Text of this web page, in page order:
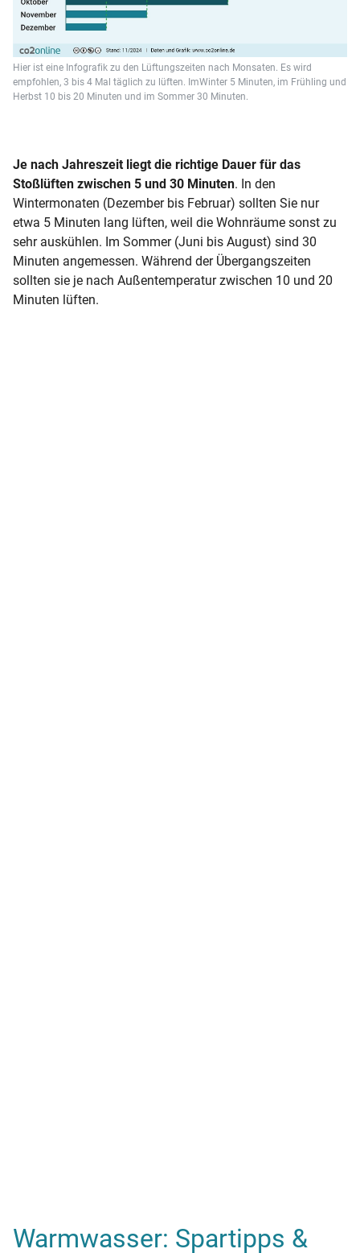
Hier ist eine Infografik zu den Lüftungszeiten nach Monsaten. Es wird
empfohlen, 3 bis 4 Mal täglich zu lüften. ImWinter 5 Minuten, im Frühling und
Herbst 10 bis 20 Minuten und im Sommer 30 Minuten.
Je nach Jahreszeit liegt die richtige Dauer für das
Stoßlüften zwischen 5 und 30 Minuten. In den
Wintermonaten (Dezember bis Februar) sollten Sie nur
etwa 5 Minuten lang lüften, weil die Wohnräume sonst zu
sehr auskühlen. Im Sommer (Juni bis August) sind 30
Minuten angemessen. Während der Übergangszeiten
sollten sie je nach Außentemperatur zwischen 10 und 20
Minuten lüften.
Warmwasser: Spartipps &